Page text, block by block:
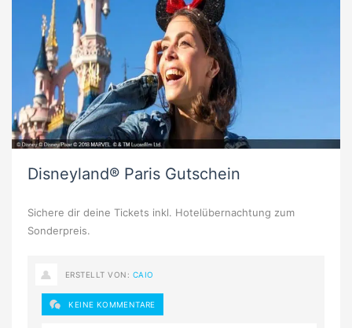
Disneyland® Paris Gutschein
Sichere dir deine Tickets inkl. Hotelübernachtung zum
Sonderpreis.
ERSTELLT VON: CAIO
KEINE KOMMENTARE